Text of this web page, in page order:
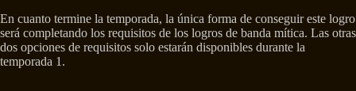
En cuanto termine la temporada, la única forma de conseguir este logro
será completando los requisitos de los logros de banda mítica. Las otras
dos opciones de requisitos solo estarán disponibles durante la
temporada 1.